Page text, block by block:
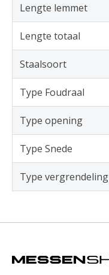
Lengte lemmet
Lengte totaal
Staalsoort
Type Foudraal
Type opening
Type Snede
Type vergrendeling